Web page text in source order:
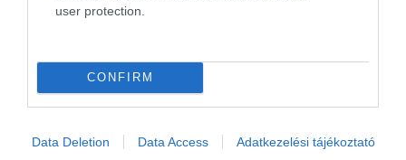
user protection.
CONFIRM
Data Deletion Data Access Adatkezelési tájékoztató